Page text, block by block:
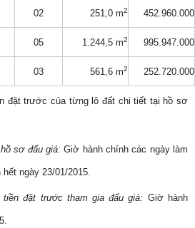
02 251,0 m2 452.960.000
05 1.244,5 m2 995.947.000
03 561,6 m2 252.720.000
đặt trước của từng lô đất chi tiết tại hồ sơ
sơ đấu giá: Giờ hành chính các ngày làm
ngày 23/01/2015.
tiền đặt trước tham gia đấu giá: Giờ hành